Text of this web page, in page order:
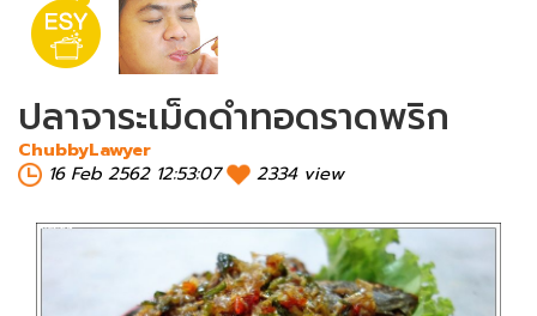
ปลาจาระเม็ดดำทอดราดพริก
ChubbyLawyer
16 Feb 2562 12:53:07
2334 view